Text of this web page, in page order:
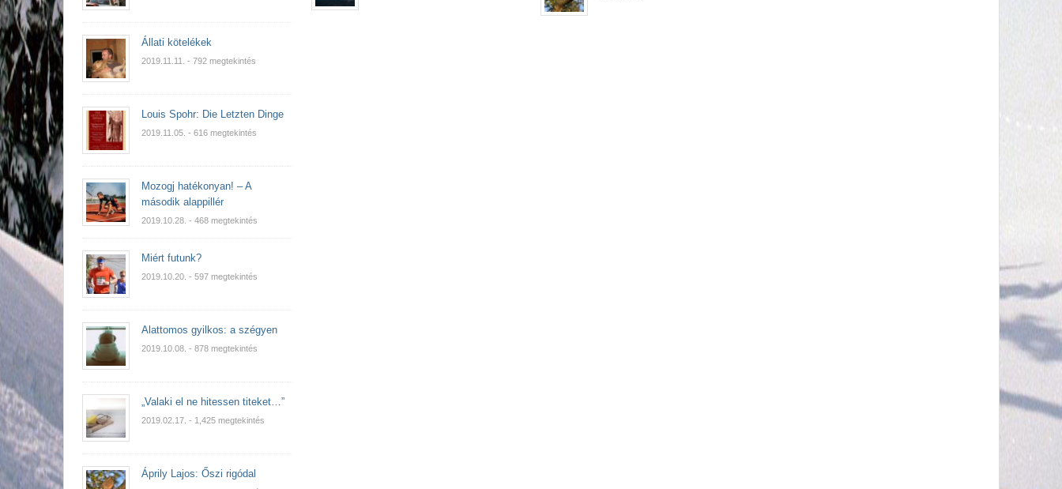
Állati kötelékek
2019.11.11. - 792 megtekintés
Louis Spohr: Die Letzten Dinge
2019.11.05. - 616 megtekintés
Mozogj hatékonyan! – A
második alappillér
2019.10.28. - 468 megtekintés
Miért futunk?
2019.10.20. - 597 megtekintés
Alattomos gyilkos: a szégyen
2019.10.08. - 878 megtekintés
„Valaki el ne hitessen titeket…”
2019.02.17. - 1,425 megtekintés
Áprily Lajos: Őszi rigódal